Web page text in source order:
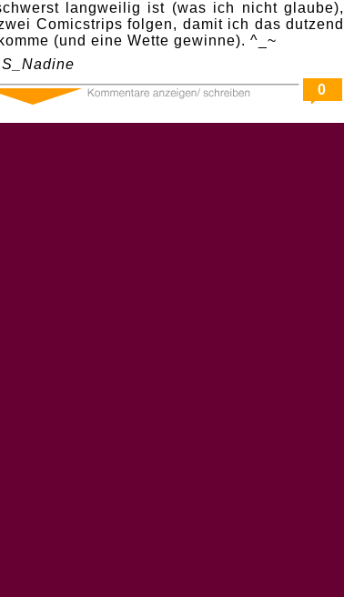
langweilig ist (was ich nicht glaube),
Comicstrips folgen, damit ich das dutzend
(und eine Wette gewinne). ^_~
0